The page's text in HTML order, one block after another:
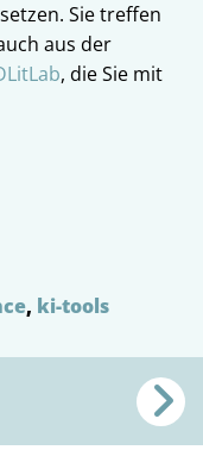
Sie treffen
aus der
, die Sie mit
, ki-tools